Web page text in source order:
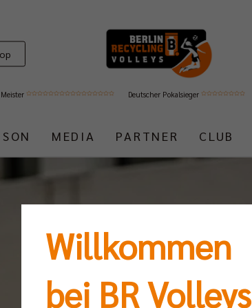
Deutscher Pokalsieger
MEDIA PARTNER CLUB
Willkommen
bei BR Volleys